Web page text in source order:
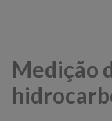
Medição